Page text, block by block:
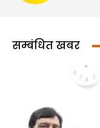
सम्बंधित खबर